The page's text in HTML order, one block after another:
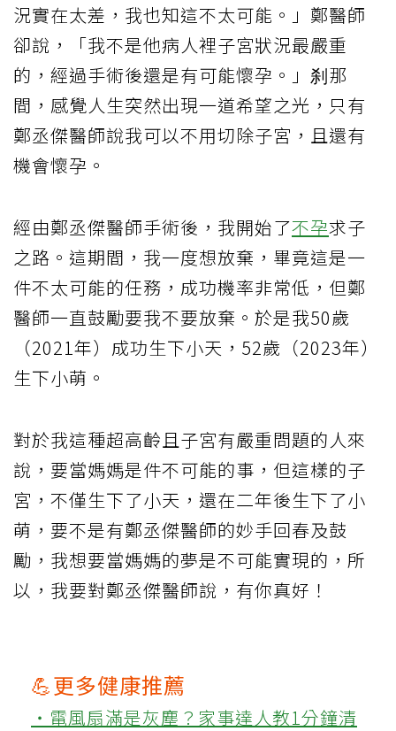
況實在太差，我也知這不太可能。」鄭醫師
卻說，「我不是他病人裡子宮狀況最嚴重
的，經過手術後還是有可能懷孕。」刹那
間，感覺人生突然出現一道希望之光，只有
鄭丞傑醫師說我可以不用切除子宮，且還有
機會懷孕。
經由鄭丞傑醫師手術後，我開始了不孕求子
之路。這期間，我一度想放棄，畢竟這是一
件不太可能的任務，成功機率非常低，但鄭
醫師一直鼓勵要我不要放棄。於是我50歲
（2021年）成功生下小天，52歲（2023年）
生下小萌。
對於我這種超高齡且子宮有嚴重問題的人來
說，要當媽媽是件不可能的事，但這樣的子
宮，不僅生下了小天，還在二年後生下了小
萌，要不是有鄭丞傑醫師的妙手回春及鼓
勵，我想要當媽媽的夢是不可能實現的，所
以，我要對鄭丞傑醫師說，有你真好！
💪更多健康推薦
‧電風扇滿是灰塵？家事達人教1分鐘清